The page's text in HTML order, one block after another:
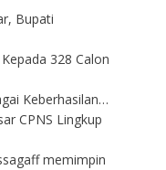
Bupati
328 Calon
Keberhasilan…
CPNS Lingkup
memimpin